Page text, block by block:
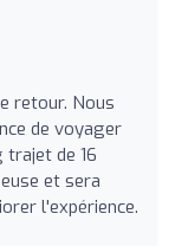
retour. Nous
de voyager
de 16
et sera
l'expérience.